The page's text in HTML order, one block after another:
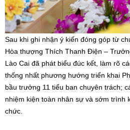
Sau khi ghi nhận ý kiến đóng góp từ
Hòa thượng Thích Thanh Điện –
Lào Cai đã phát biểu đúc kết, làm rõ
thống nhất phương hướng triển khai
bầu trưởng 11 tiểu ban chuyên trách;
nhiệm kiện toàn nhân sự và sớm trình
chức.